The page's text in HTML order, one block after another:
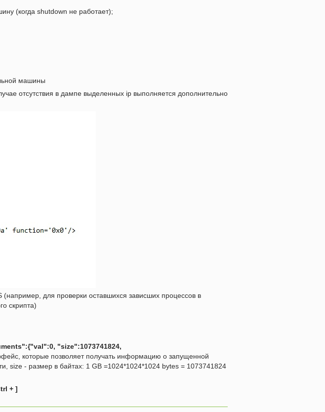
(когда shutdown не работает);
машины
отсутствия в дампе выделенных ip выполняется дополнительно
для проверки оставшихся зависших процессов в
скрипта)
"size":1073741824,
которые позволяет получать информацию о запущенной
size - размер в байтах: 1 GB =1024*1024*1024 bytes = 1073741824
+ ]